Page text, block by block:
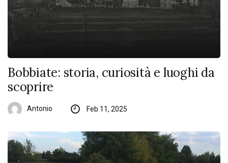
Bobbiate: storia, curiosità e luoghi da
scoprire
Antonio Feb 11, 2025